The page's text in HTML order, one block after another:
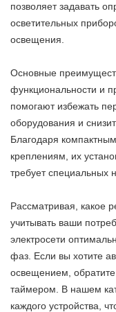
позволяет задавать
осветительных
освещения.
Основные
функциональности и
помогают избежать
оборудования и
Благодаря
креплениям, их
требует специальных
Рассматривая, какое
учитывать ваши
электросети
фаз. Если вы хотите
освещением,
таймером. В нашем
каждого устройства,